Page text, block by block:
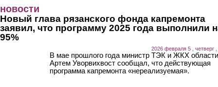
новости
Новый глава рязанского фонда капремонта
заявил, что программу 2025 года выполнили
95%
2026 февраля 5 , четверг ,
В мае прошлого года министр ТЭК и ЖКХ области
Артем Уворвихвост сообщал, что действующая
программа капремонта «нереализуемая».